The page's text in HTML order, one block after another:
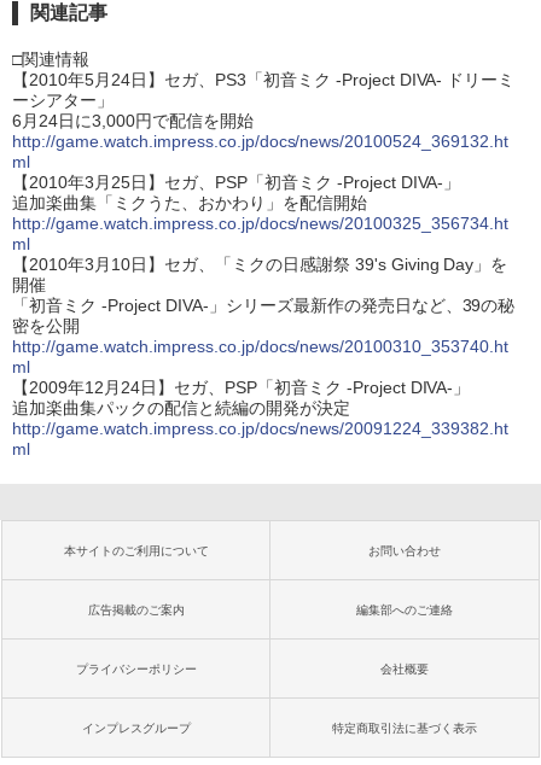
関連記事
□関連情報
【2010年5月24日】セガ、PS3「初音ミク -Project DIVA- ドリーミ
ーシアター」
6月24日に3,000円で配信を開始
http://game.watch.impress.co.jp/docs/news/20100524_369132.ht
ml
【2010年3月25日】セガ、PSP「初音ミク -Project DIVA-」
追加楽曲集「ミクうた、おかわり」を配信開始
http://game.watch.impress.co.jp/docs/news/20100325_356734.ht
ml
【2010年3月10日】セガ、「ミクの日感謝祭 39's Giving Day」を
開催
「初音ミク -Project DIVA-」シリーズ最新作の発売日など、39の秘
密を公開
http://game.watch.impress.co.jp/docs/news/20100310_353740.ht
ml
【2009年12月24日】セガ、PSP「初音ミク -Project DIVA-」
追加楽曲集パックの配信と続編の開発が決定
http://game.watch.impress.co.jp/docs/news/20091224_339382.ht
ml
本サイトのご利用について お問い合わせ
広告掲載のご案内 編集部へのご連絡
プライバシーポリシー 会社概要
インプレスグループ 特定商取引法に基づく表示